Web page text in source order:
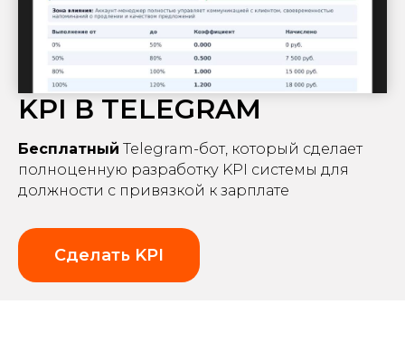
KPI В TELEGRAM
Бесплатный Telegram-бот, который сделает
полноценную разработку KPI системы для
должности с привязкой к зарплате
Сделать KPI